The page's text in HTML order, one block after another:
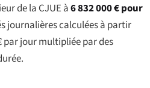
de la CJUE à6 832 000 € pour
journalières calculées à partir
par jour multipliée par des